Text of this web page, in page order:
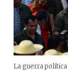
La guerra política